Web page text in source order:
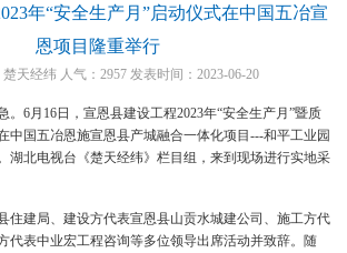
年“安全生产月”启动仪式在中国五冶宣
恩项目隆重举行
天经纬 人气：2957 发表时间：2023-06-20
。6月16日，宣恩县建设工程2023年“安全生产月”暨质
中国五冶恩施宣恩县产城融合一体化项目---和平工业园
湖北电视台《楚天经纬》栏目组，来到现场进行实地采
住建局、建设方代表宣恩县山贡水城建公司、施工方代
代表中业宏工程咨询等多位领导出席活动并致辞。随